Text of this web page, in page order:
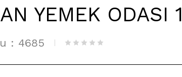
YEMEK ODASI 1
: 4685